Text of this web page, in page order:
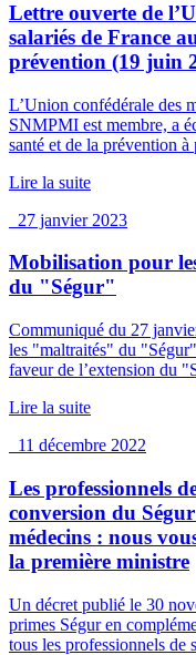
Lettre ouverte de
salariés de France
prévention (19 juin
L’Union confédérale des
SNMPMI est membre, a
santé et de la prévention
Lire la suite
27 janvier 2023
Mobilisation pour
du "Ségur"
Communiqué du 27
les "maltraités" du
faveur de l’extension du
Lire la suite
11 décembre 2022
Les professionnels
conversion du
médecins : nous
la première ministre
Un décret publié le 30
primes Ségur en
tous les professionnels